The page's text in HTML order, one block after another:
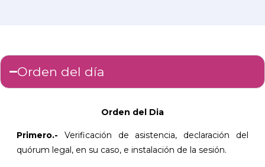
Orden del día
Orden del Dia
Primero.-
Verificación de asistencia, declaración del
quórum legal, en su caso, e instalación de la sesión.